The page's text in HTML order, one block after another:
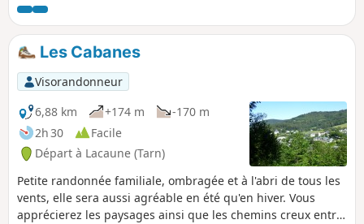
Lacaune et, par temps clair, sur les
Pyrénées Depuis Saint-Méen, lieu de
pèlerinage et berceau de la source du
Rance, rejoignez le sommet du
Merdelou (1 100m) à travers un paysage
de taillis, de forêts et de pelouses
d’altitude. Juste récompense de vos
efforts : un panorama de toute beauté
qui s’étend jusqu’aux hauts plateaux de
l’Espinouse et du Somail, table
d’orientation à l’appui !
Les Cabanes
Visorandonneur
6,88 km
+174 m
-170 m
2h 30
Facile
Départ à Lacaune (Tarn)
Petite randonnée familiale, ombragée et à l'abri de tous les
vents, elle sera aussi agréable en été qu'en hiver. Vous
apprécierez les paysages ainsi que les chemins creux entre